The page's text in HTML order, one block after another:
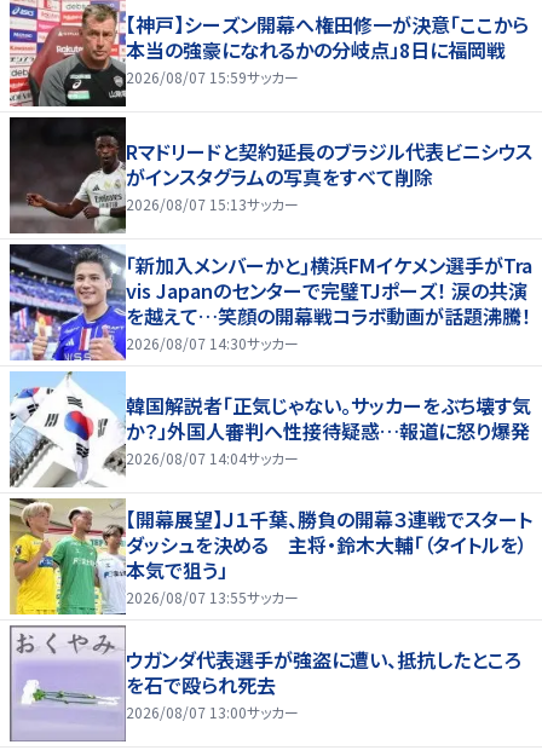
【神戸】シーズン開幕へ権田修一が決意「ここから
本当の強豪になれるかの分岐点」8日に福岡戦
2026/08/07 15:59サッカー
Rマドリードと契約延長のブラジル代表ビニシウス
がインスタグラムの写真をすべて削除
2026/08/07 15:13サッカー
｢新加入メンバーかと｣横浜FMイケメン選手がTra
vis Japanのセンターで完璧TJポーズ！ 涙の共演
を越えて…笑顔の開幕戦コラボ動画が話題沸騰！
2026/08/07 14:30サッカー
韓国解説者「正気じゃない。サッカーをぶち壊す気
か？」外国人審判へ性接待疑惑…報道に怒り爆発
2026/08/07 14:04サッカー
【開幕展望】Ｊ１千葉、勝負の開幕３連戦でスタート
ダッシュを決める 主将・鈴木大輔「（タイトルを）
本気で狙う」
2026/08/07 13:55サッカー
ウガンダ代表選手が強盗に遭い、抵抗したところ
を石で殴られ死去
2026/08/07 13:00サッカー